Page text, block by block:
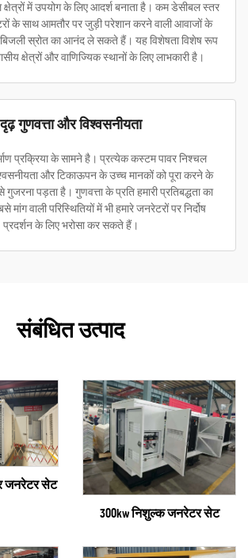
क्षेत्रों में उपयोग के लिए आदर्श बनाता है। कम डेसीबल स्तर
के साथ आमतौर पर जुड़ी परेशान करने वाली आवाजों के
बिजली स्रोत का आनंद ले सकते हैं। यह विशेषता विशेष रूप
क्षेत्रों और वाणिज्यिक स्थानों के लिए लाभकारी है।
दृढ़ गुणवत्ता और विश्वसनीयता
प्रक्रिया के सामने है। प्रत्येक कस्टम पावर निश्चल
और टिकाऊपन के उच्च मानकों को पूरा करने के
गुजरना पड़ता है। गुणवत्ता के प्रति हमारी प्रतिबद्धता का
वाली परिस्थितियों में भी हमारे जनरेटरों पर निर्दोष
प्रदर्शन के लिए भरोसा कर सकते हैं।
संबंधित उत्पाद
जनरेटर सेट
300kw निशुल्क जनरेटर सेट